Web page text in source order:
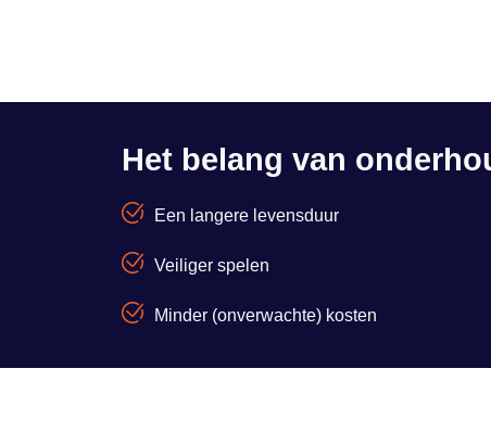
Het belang van
Een langere levensduur
Veiliger spelen
Minder (onverwachte) kosten